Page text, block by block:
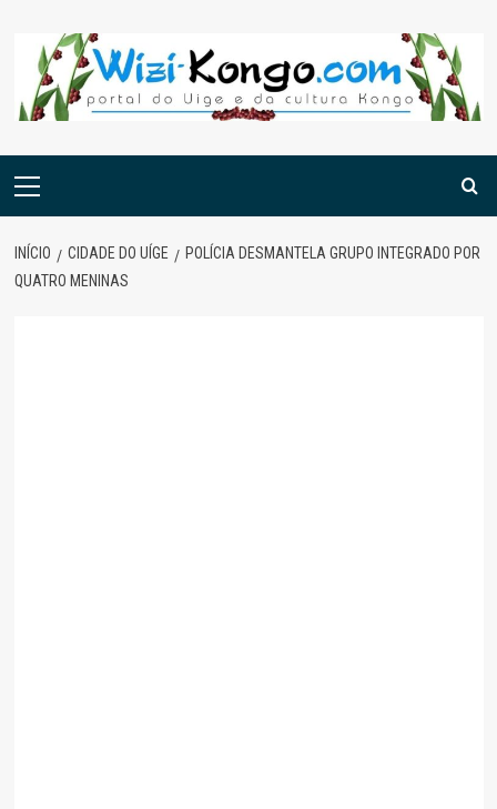
content
Menu
INÍCIO CIDADE DO UÍGE
POLÍCIA DESMANTELA GRUPO INTEGRADO POR
QUATRO MENINAS